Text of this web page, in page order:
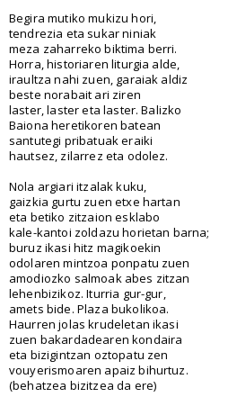
Begira mutiko mukizu hori,
tendrezia eta sukar niniak
meza zaharreko biktima berri.
Horra, historiaren liturgia alde,
iraultza nahi zuen, garaiak aldiz
beste norabait ari ziren
laster, laster eta laster. Balizko
Baiona heretikoren batean
santutegi pribatuak eraiki
hautsez, zilarrez eta odolez.
Nola argiari itzalak kuku,
gaizkia gurtu zuen etxe hartan
eta betiko zitzaion esklabo
kale-kantoi zoldazu horietan barna;
buruz ikasi hitz magikoekin
odolaren mintzoa ponpatu zuen
amodiozko salmoak abes zitzan
lehenbizikoz. Iturria gur-gur,
amets bide. Plaza bukolikoa.
Haurren jolas krudeletan ikasi
zuen bakardadearen kondaira
eta bizigintzan oztopatu zen
vouyerismoaren apaiz bihurtuz.
(behatzea bizitzea da ere)